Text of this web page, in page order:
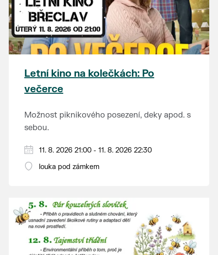
Letní kino na kolečkách: Po
večerce
Možnost piknikového posezení, deky apod. s
sebou.
V případě nepřízně počasí se promítání ruší.
Kino otevřeno hodinu před promítáním,
11. 8. 2026 21:00 - 11. 8. 2026 22:30
louka pod zámkem